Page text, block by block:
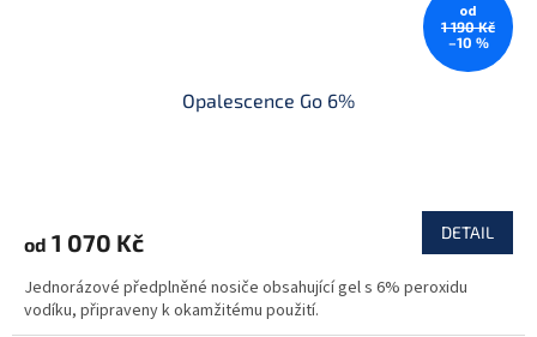
od
1 190 Kč
–10 %
Opalescence Go 6%
od 1 070 Kč DETAIL
Jednorázové předplněné nosiče obsahující gel s 6% peroxidu
vodíku, připraveny k okamžitému použití.